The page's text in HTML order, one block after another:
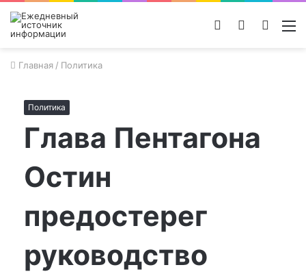
Поиск
Switch
Войти
Главная / Политика
Политика
Глава Пентагона
Остин
предостерег
руководство